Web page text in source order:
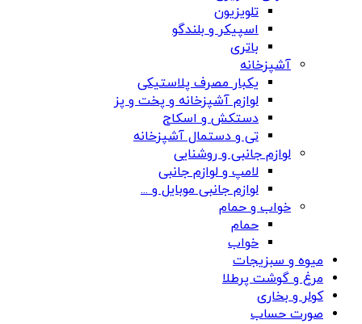
تلویزیون
اسپیکر و بلندگو
باتری
آشپزخانه
یکبار مصرف پلاستیکی
لوازم آشپزخانه و پخت و پز
دستکش و اسکاج
تی و دستمال آشپزخانه
لوازم جانبی و روشنایی
لامپ و لوازم جانبی
لوازم جانبی موبایل و ...
خواب و حمام
حمام
خواب
میوه و سبزیجات
مرغ و گوشت پرطلا
کولر و بخاری
صورت حساب